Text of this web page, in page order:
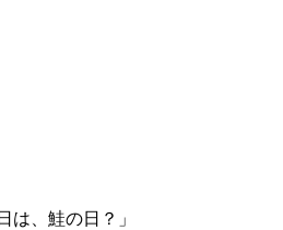
、鮭の日？」